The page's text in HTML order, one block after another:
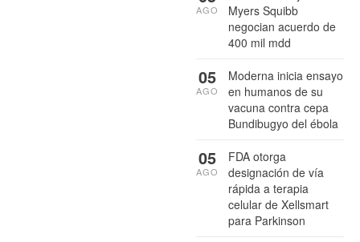
Myers Squibb
negocian acuerdo de
400 mil mdd
AGO
Moderna inicia ensayo
en humanos de su
vacuna contra cepa
Bundibugyo del ébola
05
AGO
FDA otorga
designación de vía
rápida a terapia
celular de Xellsmart
para Parkinson
05
AGO